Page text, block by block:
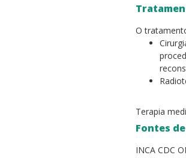
O
Terapia
Fontes
INCA CDC